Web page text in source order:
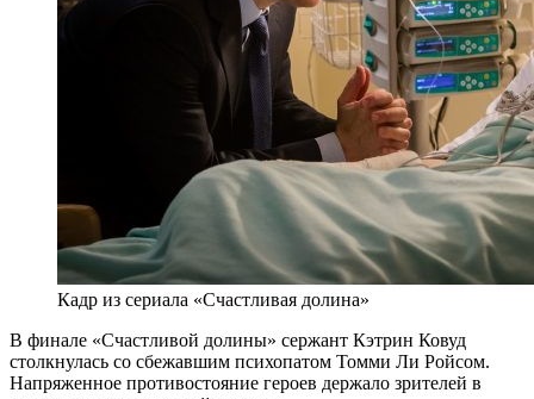
Кадр из сериала «Счастливая долина»
В финале «Счастливой долины» сержант Кэтрин Ковуд
столкнулась со сбежавшим психопатом Томми Ли Ройсом.
Напряженное противостояние героев держало зрителей в